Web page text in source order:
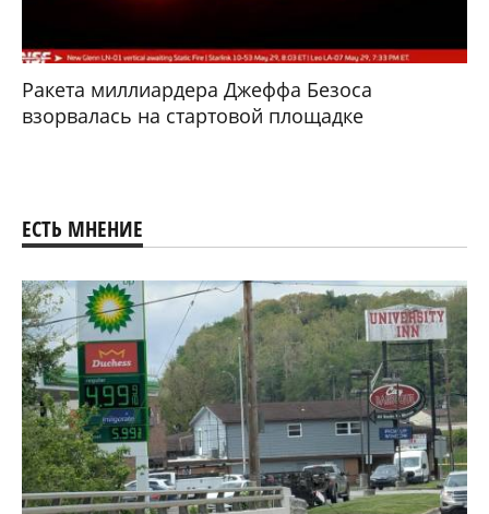
Ракета миллиардера Джеффа Безоса
взорвалась на стартовой площадке
ЕСТЬ МНЕНИЕ